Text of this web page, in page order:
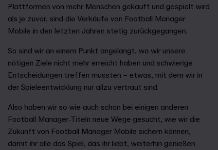
Plattformen von mehr Menschen gekauft und gespielt wird
als je zuvor, sind die Verkäufe von Football Manager
Mobile in den letzten Jahren stetig zurückgegangen.
So sind wir an einem Punkt angelangt, wo wir unsere
nötigen Ziele nicht mehr erreicht haben und schwierige
Entscheidungen treffen mussten – etwas, mit dem wir in
der Spieleentwicklung nur allzu vertraut sind.
Also haben wir so wie auch schon bei einigen anderen
Football Manager-Titeln neue Wege gesucht, wie wir die
Zukunft von Football Manager Mobile sichern können,
damit ihr alle das Spiel, das ihr liebt, weiterhin genießen